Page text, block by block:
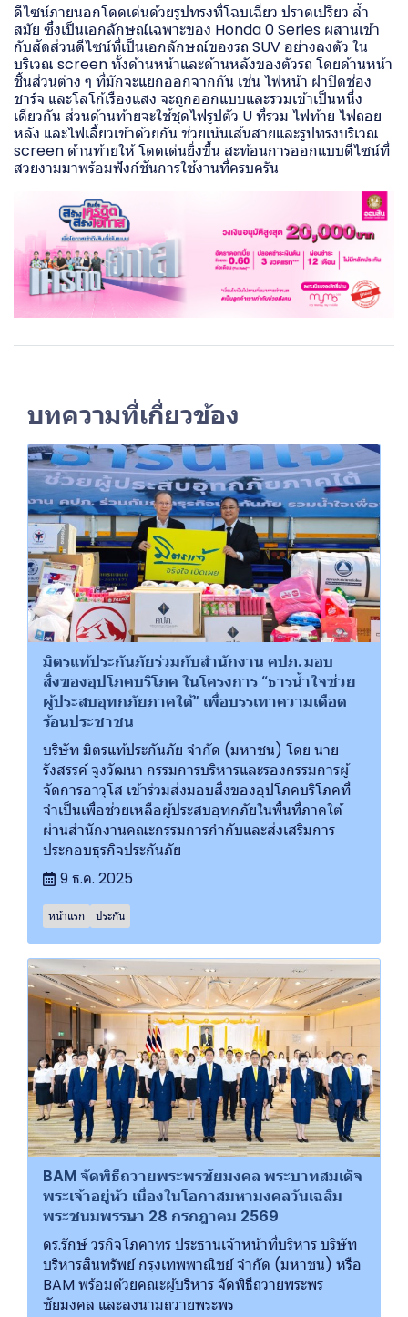
ดีไซน์ภายนอกโดดเด่นด้วยรูปทรงที่โฉบเฉี่ยว ปราดเปรียว ล้ำ
สมัย ซึ่งเป็นเอกลักษณ์เฉพาะของ Honda 0 Series ผสานเข้า
กับสัดส่วนดีไซน์ที่เป็นเอกลักษณ์ของรถ SUV อย่างลงตัว ใน
บริเวณ screen ทั้งด้านหน้าและด้านหลังของตัวรถ โดยด้านหน้า
ชิ้นส่วนต่าง ๆ ที่มักจะแยกออกจากกัน เช่น ไฟหน้า ฝาปิดช่อง
ชาร์จ และโลโก้เรืองแสง จะถูกออกแบบและรวมเข้าเป็นหนึ่ง
เดียวกัน ส่วนด้านท้ายจะใช้ชุดไฟรูปตัว U ที่รวม ไฟท้าย ไฟถอย
หลัง และไฟเลี้ยวเข้าด้วยกัน ช่วยเน้นเส้นสายและรูปทรงบริเวณ
screen ด้านท้ายให้ โดดเด่นยิ่งขึ้น สะท้อนการออกแบบดีไซน์ที่
สวยงามมาพร้อมฟังก์ชันการใช้งานที่ครบครัน
บทความที่เกี่ยวข้อง
มิตรแท้ประกันภัยร่วมกับสำนักงาน คปภ. มอบ
สิ่งของอุปโภคบริโภค ในโครงการ “ธารน้ำใจช่วย
ผู้ประสบอุทกภัยภาคใต้” เพื่อบรรเทาความเดือด
ร้อนประชาชน
บริษัท มิตรแท้ประกันภัย จำกัด (มหาชน) โดย นาย
รังสรรค์ จูงวัฒนา กรรมการบริหารและรองกรรมการผู้
จัดการอาวุโส เข้าร่วมส่งมอบสิ่งของอุปโภคบริโภคที่
จำเป็นเพื่อช่วยเหลือผู้ประสบอุทกภัยในพื้นที่ภาคใต้
ผ่านสำนักงานคณะกรรมการกำกับและส่งเสริมการ
ประกอบธุรกิจประกันภัย
9 ธ.ค. 2025
หน้าแรก ประกัน
BAM จัดพิธีถวายพระพรชัยมงคล พระบาทสมเด็จ
พระเจ้าอยู่หัว เนื่องในโอกาสมหามงคลวันเฉลิม
พระชนมพรรษา 28 กรกฎาคม 2569
ดร.รักษ์ วรกิจโภคาทร ประธานเจ้าหน้าที่บริหาร บริษัท
บริหารสินทรัพย์ กรุงเทพพาณิชย์ จำกัด (มหาชน) หรือ
BAM พร้อมด้วยคณะผู้บริหาร จัดพิธีถวายพระพร
ชัยมงคล และลงนามถวายพระพร